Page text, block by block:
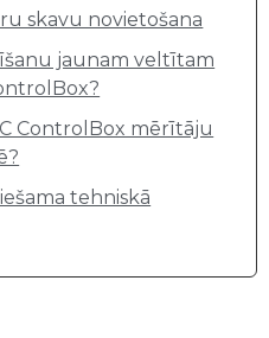
skavu novietošana
jaunam veltītam
ControlBox mērītāju
tehniskā